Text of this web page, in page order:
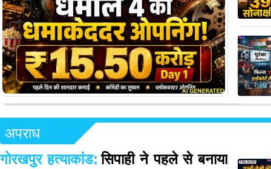
अपराध
गोरखपुर हत्याकांड: सिपाही ने पहले से बनाया